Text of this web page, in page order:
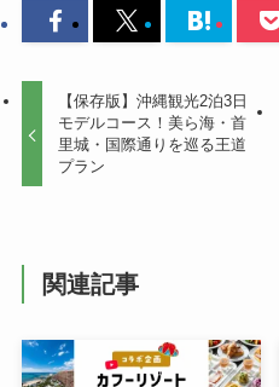
【保存版】沖縄観光2泊3日
モデルコース！美ら海・首
里城・国際通りを巡る王道
プラン
関連記事